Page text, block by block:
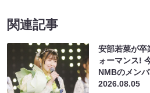
関連記事
安部若菜が卒
ォーマンス!
NMBのメン
2026.08.05